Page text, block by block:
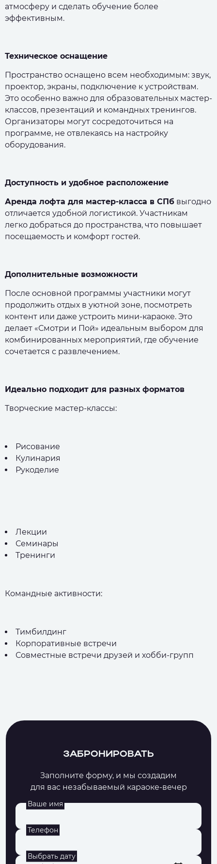
атмосферу и сделать обучение более
эффективным.
Техническое оснащение
Пространство оснащено всем необходимым: звук,
проектор, экраны, подключение к устройствам.
Это особенно важно для образовательных мастер-
классов, презентаций и командных тренингов.
Организаторы могут сосредоточиться на
программе, не отвлекаясь на настройку
оборудования.
Доступность и удобное расположение
Аренда лофта для мастер-класса в СПб выгодно
отличается удобной логистикой. Участникам
легко добраться до пространства, что повышает
посещаемость и комфорт гостей.
Дополнительные возможности
После основной программы участники могут
продолжить отдых в уютной зоне, посмотреть
контент или даже устроить мини-караоке. Это
делает «Смотри и Пой» идеальным выбором для
комбинированных мероприятий, где обучение
сочетается с развлечением.
Идеально подходит для разных форматов
Творческие мастер-классы:
Рисование
Кулинария
Рукоделие
Лекции
Семинары
Тренинги
Командные активности:
Тимбилдинг
Корпоративные встречи
Совместные встречи друзей и хобби-групп
ЗАБРОНИРОВАТЬ
Заполните форму, и мы создадим
для вас незабываемый караоке-вечер
Ваше имя
Телефон
Выбрать дату